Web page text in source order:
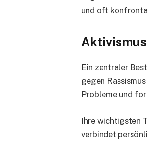
und oft
Ein zentraler
gegen
Probleme und
Ihre wichtigsten
verbindet